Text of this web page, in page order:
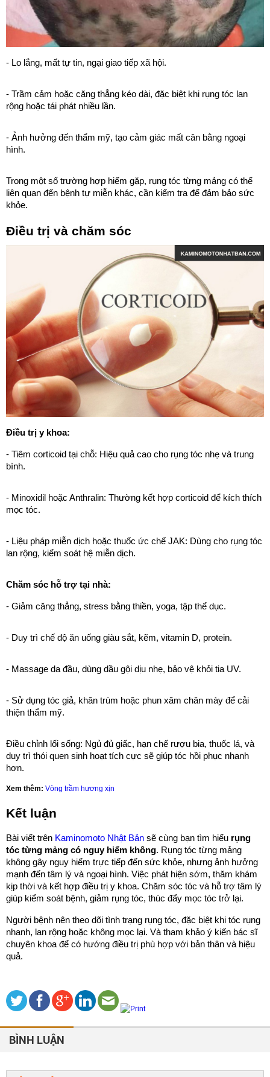
- Lo lắng, mất tự tin, ngại giao tiếp xã hội.
- Trầm cảm hoặc căng thẳng kéo dài, đặc biệt khi rụng tóc lan
rộng hoặc tái phát nhiều lần.
- Ảnh hưởng đến thẩm mỹ, tạo cảm giác mất cân bằng ngoại
hình.
Trong một số trường hợp hiếm gặp, rụng tóc từng mảng có thể
liên quan đến bệnh tự miễn khác, cần kiểm tra để đảm bảo sức
khỏe.
Điều trị và chăm sóc
Điều trị y khoa:
- Tiêm corticoid tại chỗ: Hiệu quả cao cho rụng tóc nhẹ và trung
bình.
- Minoxidil hoặc Anthralin: Thường kết hợp corticoid để kích thích
mọc tóc.
- Liệu pháp miễn dịch hoặc thuốc ức chế JAK: Dùng cho rụng tóc
lan rộng, kiểm soát hệ miễn dịch.
Chăm sóc hỗ trợ tại nhà:
- Giảm căng thẳng, stress bằng thiền, yoga, tập thể dục.
- Duy trì chế độ ăn uống giàu sắt, kẽm, vitamin D, protein.
- Massage da đầu, dùng dầu gội dịu nhẹ, bảo vệ khỏi tia UV.
- Sử dụng tóc giả, khăn trùm hoặc phun xăm chân mày để cải
thiện thẩm mỹ.
Điều chỉnh lối sống: Ngủ đủ giấc, hạn chế rượu bia, thuốc lá, và
duy trì thói quen sinh hoạt tích cực sẽ giúp tóc hồi phục nhanh
hơn.
Xem thêm: Vòng trầm hương xịn
Kết luận
Bài viết trên Kaminomoto Nhật Bản sẽ cùng bạn tìm hiểu rụng
tóc từng mảng có nguy hiểm không. Rụng tóc từng mảng
không gây nguy hiểm trực tiếp đến sức khỏe, nhưng ảnh hưởng
mạnh đến tâm lý và ngoại hình. Việc phát hiện sớm, thăm khám
kịp thời và kết hợp điều trị y khoa. Chăm sóc tóc và hỗ trợ tâm lý
giúp kiểm soát bệnh, giảm rụng tóc, thúc đẩy mọc tóc trở lại.
Người bệnh nên theo dõi tình trạng rụng tóc, đặc biệt khi tóc rụng
nhanh, lan rộng hoặc không mọc lại. Và tham khảo ý kiến bác sĩ
chuyên khoa để có hướng điều trị phù hợp với bản thân và hiệu
quả.
BÌNH LUẬN